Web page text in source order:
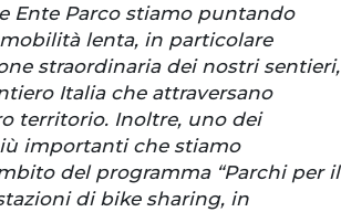
Ente Parco stiamo puntando
lenta, in particolare
straordinaria dei nostri sentieri,
Italia che attraversano
territorio. Inoltre, uno dei
importanti che stiamo
del programma “Parchi per il
di bike sharing, in